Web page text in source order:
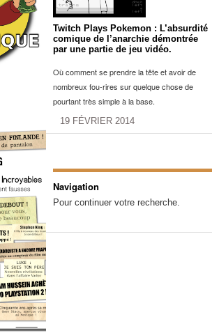
Twitch Plays Pokemon : L’absurdité
comique de l’anarchie démontrée
par une partie de jeu vidéo.
Où comment se prendre la tête et avoir de
nombreux fou-rires sur quelque chose de
pourtant très simple à la base.
19 FÉVRIER 2014
Navigation
Pour continuer votre recherche.